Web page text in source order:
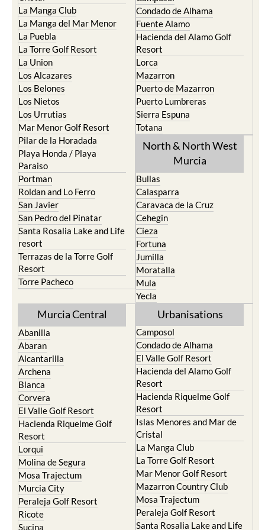
La Manga Club
La Manga del Mar Menor
La Puebla
La Torre Golf Resort
La Union
Los Alcazares
Los Belones
Los Nietos
Los Urrutias
Mar Menor Golf Resort
Pilar de la Horadada
Playa Honda / Playa
Paraiso
Portman
Roldan and Lo Ferro
San Javier
San Pedro del Pinatar
Santa Rosalia Lake and Life
resort
Terrazas de la Torre Golf
Resort
Torre Pacheco
Condado de Alhama
Fuente Alamo
Hacienda del Alamo Golf
Resort
Lorca
Mazarron
Puerto de Mazarron
Puerto Lumbreras
Sierra Espuna
Totana
North & North West
Murcia
Bullas
Calasparra
Caravaca de la Cruz
Cehegin
Cieza
Fortuna
Jumilla
Moratalla
Mula
Yecla
Murcia Central
Abanilla
Abaran
Alcantarilla
Archena
Blanca
Corvera
El Valle Golf Resort
Hacienda Riquelme Golf
Resort
Lorqui
Molina de Segura
Mosa Trajectum
Murcia City
Peraleja Golf Resort
Ricote
Sucina
Urbanisations
Camposol
Condado de Alhama
El Valle Golf Resort
Hacienda del Alamo Golf
Resort
Hacienda Riquelme Golf
Resort
Islas Menores and Mar de
Cristal
La Manga Club
La Torre Golf Resort
Mar Menor Golf Resort
Mazarron Country Club
Mosa Trajectum
Peraleja Golf Resort
Santa Rosalia Lake and Life